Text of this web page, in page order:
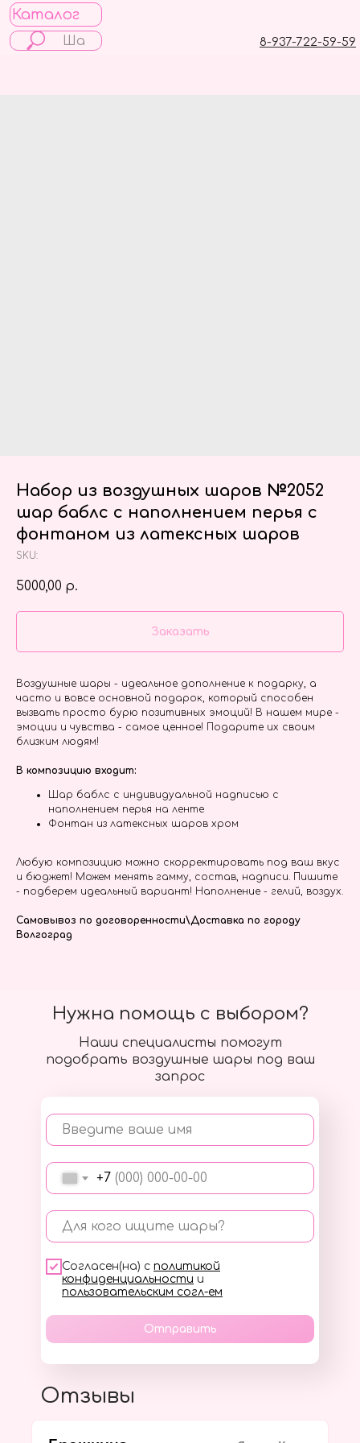
Каталог
8-937-722-59-59
Набор из воздушных шаров №2052
шар баблс с наполнением перья с
фонтаном из латексных шаров
SKU:
5000,00 р.
Заказать
Воздушные шары - идеальное дополнение к подарку, а
часто и вовсе основной подарок, который способен
вызвать просто бурю позитивных эмоций! В нашем мире -
эмоции и чувства - самое ценное! Подарите их своим
близким людям!
В композицию входит:
Шар баблс с индивидуальной надписью с
наполнением перья на ленте
Фонтан из латексных шаров хром
Любую композицию можно скорректировать под ваш вкус
и бюджет! Можем менять гамму, состав, надписи. Пишите
- подберем идеальный вариант! Наполнение - гелий, воздух.
Самовывоз по договоренности\Доставка по городу
Волгоград
Наши специалисты помогут
подобрать воздушные шары под ваш
запрос
Введите ваше имя
+7
Для кого ищите шары?
Согласен(на) с политикой
конфиденциальности и
пользовательским согл-ем
Отправить
Нужна помощь с выбором?
Отзывы